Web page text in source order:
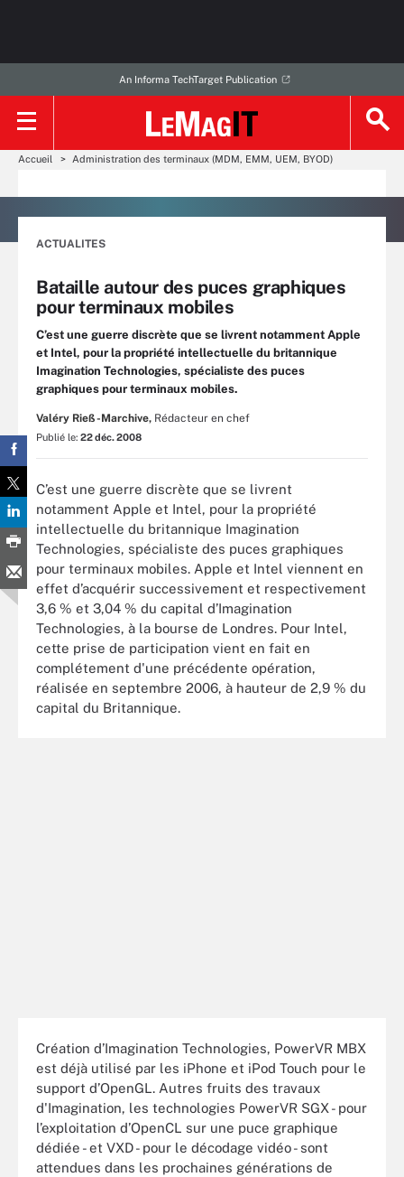
An Informa TechTarget Publication
Accueil Administration des terminaux (MDM, EMM, UEM, BYOD)
ACTUALITES
Bataille autour des puces graphiques
pour terminaux mobiles
C’est une guerre discrète que se livrent notamment Apple
et Intel, pour la propriété intellectuelle du britannique
Imagination Technologies, spécialiste des puces
graphiques pour terminaux mobiles.
Valéry Rieß-Marchive, Rédacteur en chef
Publié le: 22 déc. 2008
C’est une guerre discrète que se livrent
notamment Apple et Intel, pour la propriété
intellectuelle du britannique Imagination
Technologies, spécialiste des puces graphiques
pour terminaux mobiles. Apple et Intel viennent en
effet d’acquérir successivement et respectivement
3,6 % et 3,04 % du capital d’Imagination
Technologies, à la bourse de Londres. Pour Intel,
cette prise de participation vient en fait en
complétement d'une précédente opération,
réalisée en septembre 2006, à hauteur de 2,9 % du
capital du Britannique.
Création d’Imagination Technologies, PowerVR MBX
est déjà utilisé par les iPhone et iPod Touch pour le
support d’OpenGL. Autres fruits des travaux
d'Imagination, les technologies PowerVR SGX - pour
l’exploitation d’OpenCL sur une puce graphique
dédiée - et VXD - pour le décodage vidéo - sont
attendues dans les prochaines générations de